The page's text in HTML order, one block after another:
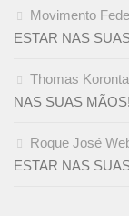
Movimento
ESTAR NAS
Thomas
NAS SUAS MÃOS!
Roque José
ESTAR NAS